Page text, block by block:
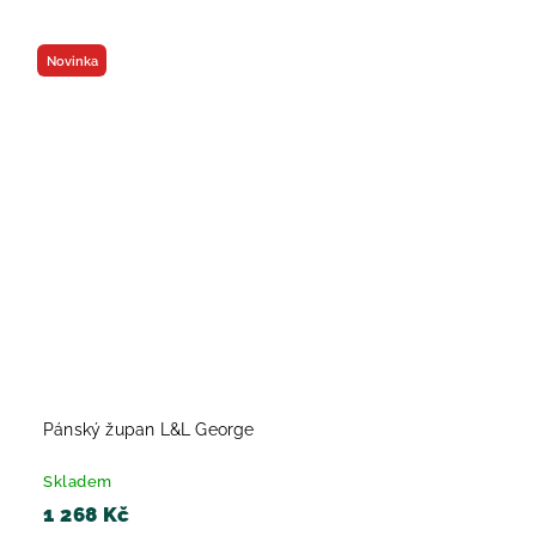
Novinka
Pánský župan L&L George
Skladem
1 268 Kč